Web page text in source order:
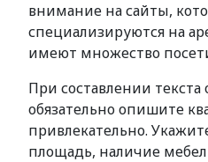
внимание на сайты,
специализируются на
имеют множество
При составлении текста
обязательно опишите
привлекательно.
площадь, наличие